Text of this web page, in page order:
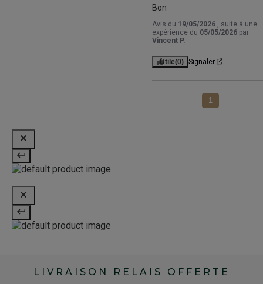
Bon
Avis du 19/05/2026 , suite à une
expérience du 05/05/2026 par
Vincent P.
Utile(0) Signaler
1
LIVRAISON RELAIS OFFERTE